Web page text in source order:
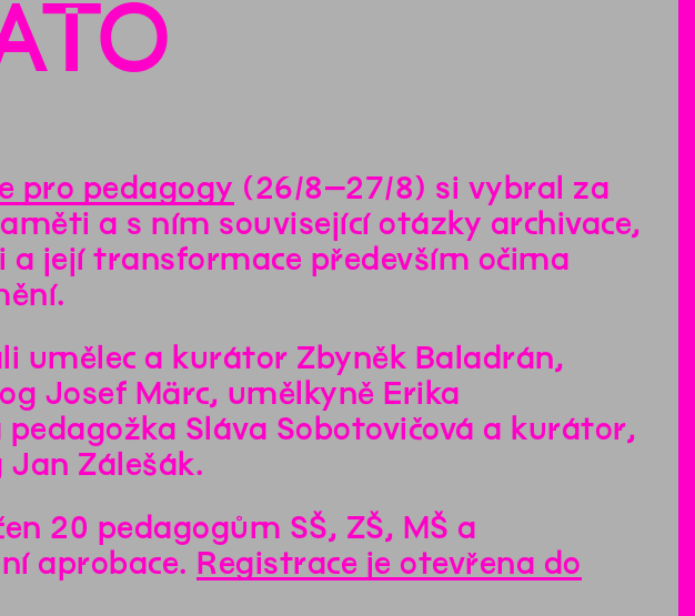
pro pedagogy (26/8–27/8) si vybral za
a s ním související otázky archivace,
její transformace především očima
umělec a kurátor Zbyněk Baladrán,
Josef Märc, umělkyně Erika
Sláva Sobotovičová a kurátor,
Zálešák.
20 pedagogům SŠ, ZŠ, MŠ a
aprobace. Registrace je otevřena do